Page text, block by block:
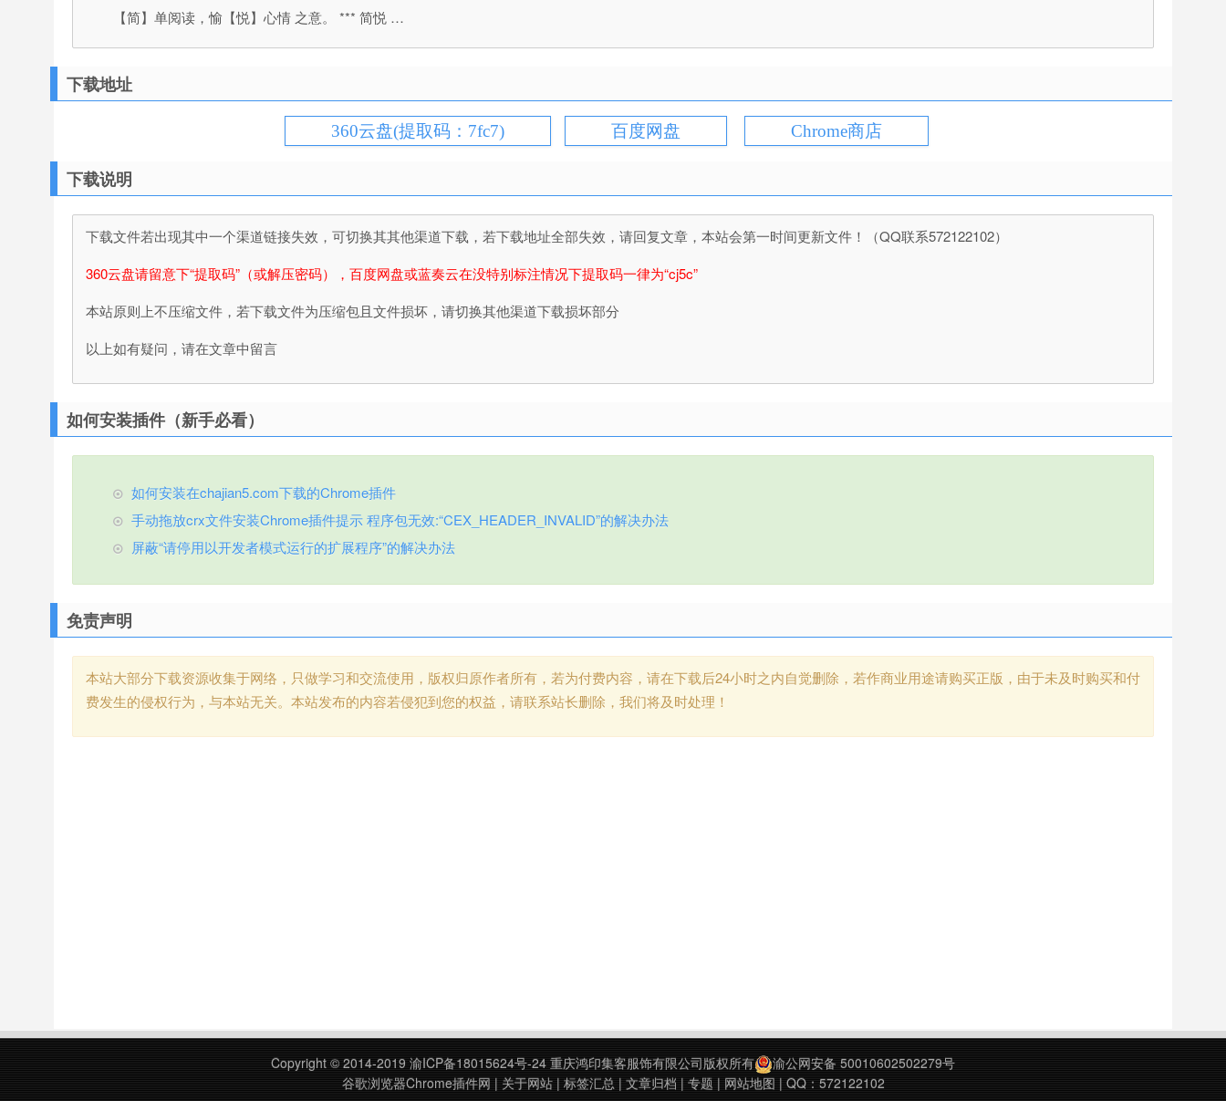
【简】单阅读，愉【悦】心情 之意。 *** 简悦 …
下载地址
360云盘(提取码：7fc7) 百度网盘 Chrome商店
下载说明
下载文件若出现其中一个渠道链接失效，可切换其其他渠道下载，若下载地址全部失效，请回复文章，本站会第一时间更新文件！（QQ联系572122102）
360云盘请留意下“提取码”（或解压密码），百度网盘或蓝奏云在没特别标注情况下提取码一律为“cj5c”
本站原则上不压缩文件，若下载文件为压缩包且文件损坏，请切换其他渠道下载损坏部分
以上如有疑问，请在文章中留言
如何安装插件（新手必看）
如何安装在chajian5.com下载的Chrome插件
手动拖放crx文件安装Chrome插件提示 程序包无效:“CEX_HEADER_INVALID”的解决办法
屏蔽“请停用以开发者模式运行的扩展程序”的解决办法
免责声明
本站大部分下载资源收集于网络，只做学习和交流使用，版权归原作者所有，若为付费内容，请在下载后24小时之内自觉删除，若作商业用途请购买正版，由于未及时购买和付
费发生的侵权行为，与本站无关。本站发布的内容若侵犯到您的权益，请联系站长删除，我们将及时处理！
Copyright © 2014-2019 渝ICP备18015624号-24 重庆鸿印集客服饰有限公司版权所有
渝公网安备 50010602502279号
谷歌浏览器Chrome插件网 | 关于网站| 标签汇总| 文章归档 | 专题 | 网站地图 | QQ：572122102